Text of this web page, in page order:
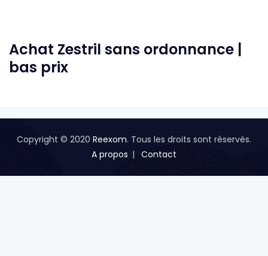
Achat Zestril sans ordonnance |
bas prix
Copyright © 2020 Reexom. Tous les droits sont réservés.
A propos
Contact